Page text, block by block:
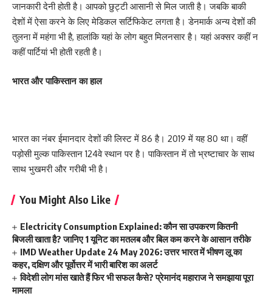
जानकारी देनी होती है। आपको छुट्टी आसानी से मिल जाती है। जबकि बाकी
देशों में ऐसा करने के लिए मेडिकल सर्टिफिकेट लगता है। डेनमार्क अन्य देशों की
तुलना में महंगा भी है, हालांकि यहां के लोग बहुत मिलनसार है। यहां अक्सर कहीं न
कहीं पार्टियां भी होती रहती है।
भारत और पाकिस्तान का हाल
भारत का नंबर ईमानदार देशों की लिस्ट में 86 है। 2019 में यह 80 था। वहीं
पड़ोसी मुल्क पाकिस्तान 124वे स्थान पर है। पाकिस्तान में तो भ्रष्टाचार के साथ
साथ भुखमरी और गरीबी भी है।
You Might Also Like
Electricity Consumption Explained: कौन सा उपकरण कितनी
बिजली खाता है? जानिए 1 यूनिट का मतलब और बिल कम करने के आसान तरीके
IMD Weather Update 24 May 2026: उत्तर भारत में भीषण लू का
कहर, दक्षिण और पूर्वोत्तर में भारी बारिश का अलर्ट
विदेशी लोग मांस खाते हैं फिर भी सफल कैसे? प्रेमानंद महाराज ने समझाया पूरा
मामला